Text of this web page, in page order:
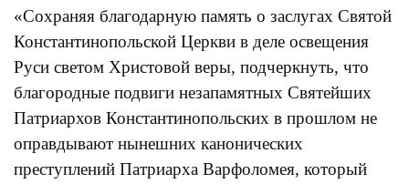
«Сохраняя благодарную память о заслугах Святой
Константинопольской Церкви в деле освещения
Руси светом Христовой веры, подчеркнуть, что
благородные подвиги незапамятных Святейших
Патриархов Константинопольских в прошлом не
оправдывают нынешних канонических
преступлений Патриарха Варфоломея, который